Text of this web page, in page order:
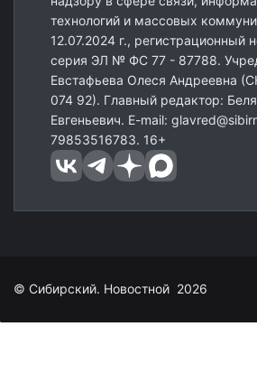
технологий и массовых
12.07.2024 г., регистрационный
серия ЭЛ № ФС 77 - 87788.
Евстафьева Олеся Андреевна
074 92). Главный редактор:
Евгеньевич. E-mail:
79853516783. 16+
© Сибирский. Новостной 2026